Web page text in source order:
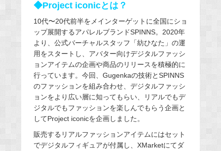
◆Project iconicとは？
10代〜20代前半をメインターゲットに全国にショ
ップ展開するアパレルブランドSPINNS。2020年
より、公式バーチャルスタッフ「紡ひなた」の運
⽤をスタートし、アバター向けデジタルファッシ
ョンアイテムの企画や商品のリリースを積極的に
⾏っています。今回、Gugenkaの技術とSPINNS
のファッションを組み合わせ、デジタルファッシ
ョンをより広い層に知ってもらい、リアルでもデ
ジタルでもファッションを楽しんでもらう企画と
してProject iconicを企画しました。
販売するリアルファッションアイテムにはセット
でデジタルフィギュアが付属し、XMarketにてダ